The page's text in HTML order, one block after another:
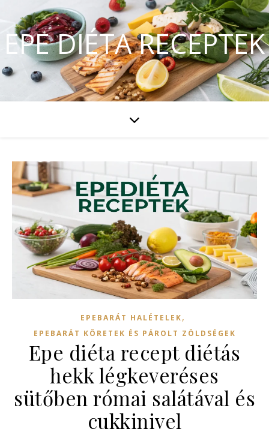
EPE DIÉTA RECEPTEK
EPEBARÁT HALÉTELEK,
EPEBARÁT KÖRETEK ÉS PÁROLT ZÖLDSÉGEK
Epe diéta recept diétás
hekk légkeveréses
sütőben római salátával és
cukkinivel